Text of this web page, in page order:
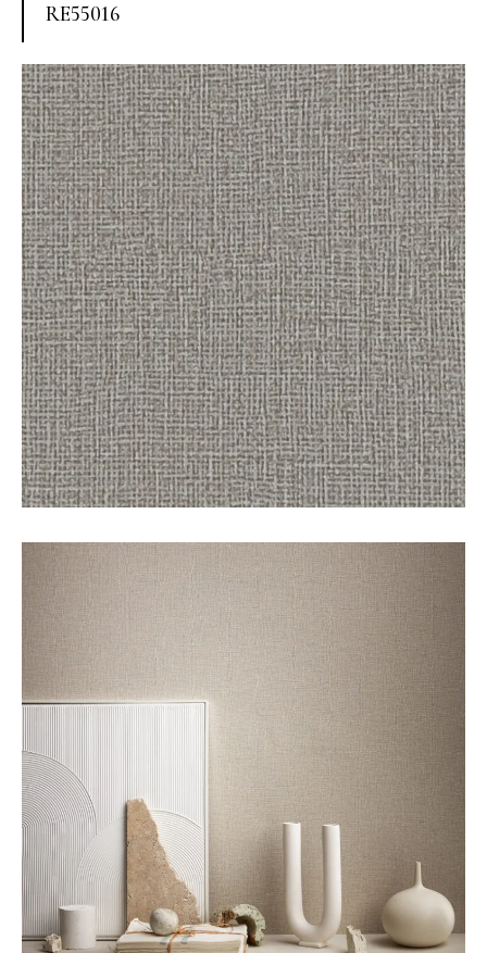
RE55016